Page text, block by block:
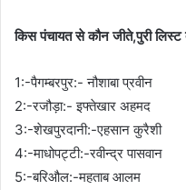
किस पंचायत से कौन जीते,पुरी
1:-पैगम्बरपुर:- नौशाबा प्रवीन
2:-रजौड़ा:- इफ्तेखार अहमद
3:-शेखपुरदानी:-एहसान कुरैशी
4:-माधोपट्टी:-रवीन्द्र पासवान
5:-बरिऔल:-महताब आलम